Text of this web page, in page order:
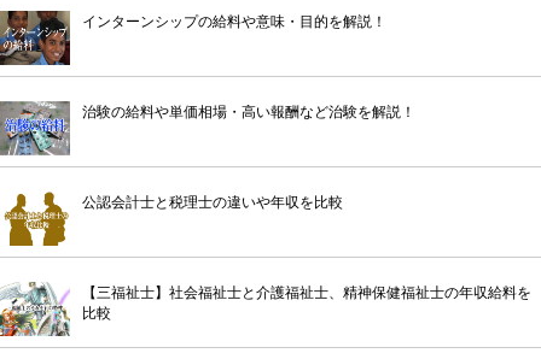
インターンシップの給料や意味・目的を解説！
治験の給料や単価相場・高い報酬など治験を解説！
公認会計士と税理士の違いや年収を比較
【三福祉士】社会福祉士と介護福祉士、精神保健福祉士の年収給料を
比較